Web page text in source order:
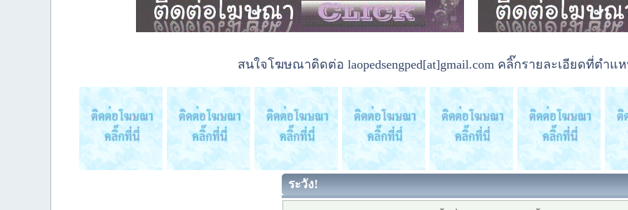
สนใจโฆษณาติดต่อ laopedsengped[at]gmail.com คลิ๊กรายละเอียดที่ตำแ
ระวัง!